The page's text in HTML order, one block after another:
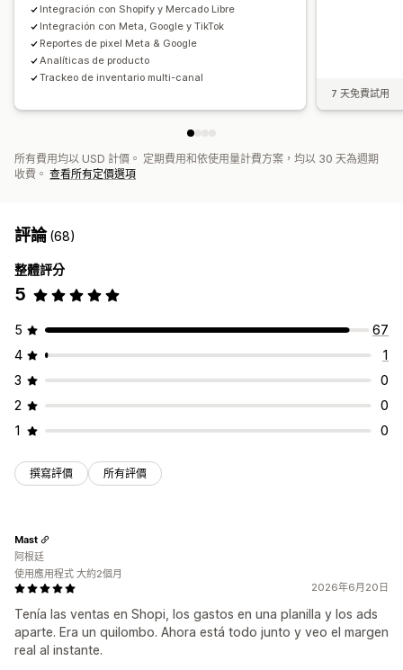
自訂報告 匯出報告 歷程分析
Integración con Shopify y Mercado Libre
Integración con Meta, Google y TikTok
Reportes de pixel Meta & Google
Analíticas de producto
Trackeo de inventario multi-canal
7 天免費試用
所有費用均以 USD 計價。 定期費用和依使用量計費方案，均以 30 天為週期
收費。 查看所有定價選項
評論(68)
整體評分
5
5
67
4
1
3
0
2
0
1
0
撰寫評價 所有評價
2026年6月20日
Tenía las ventas en Shopi, los gastos en una planilla y los ads
aparte. Era un quilombo. Ahora está todo junto y veo el margen
real al instante.
Mast
阿根廷
使用應用程式 大約2個月